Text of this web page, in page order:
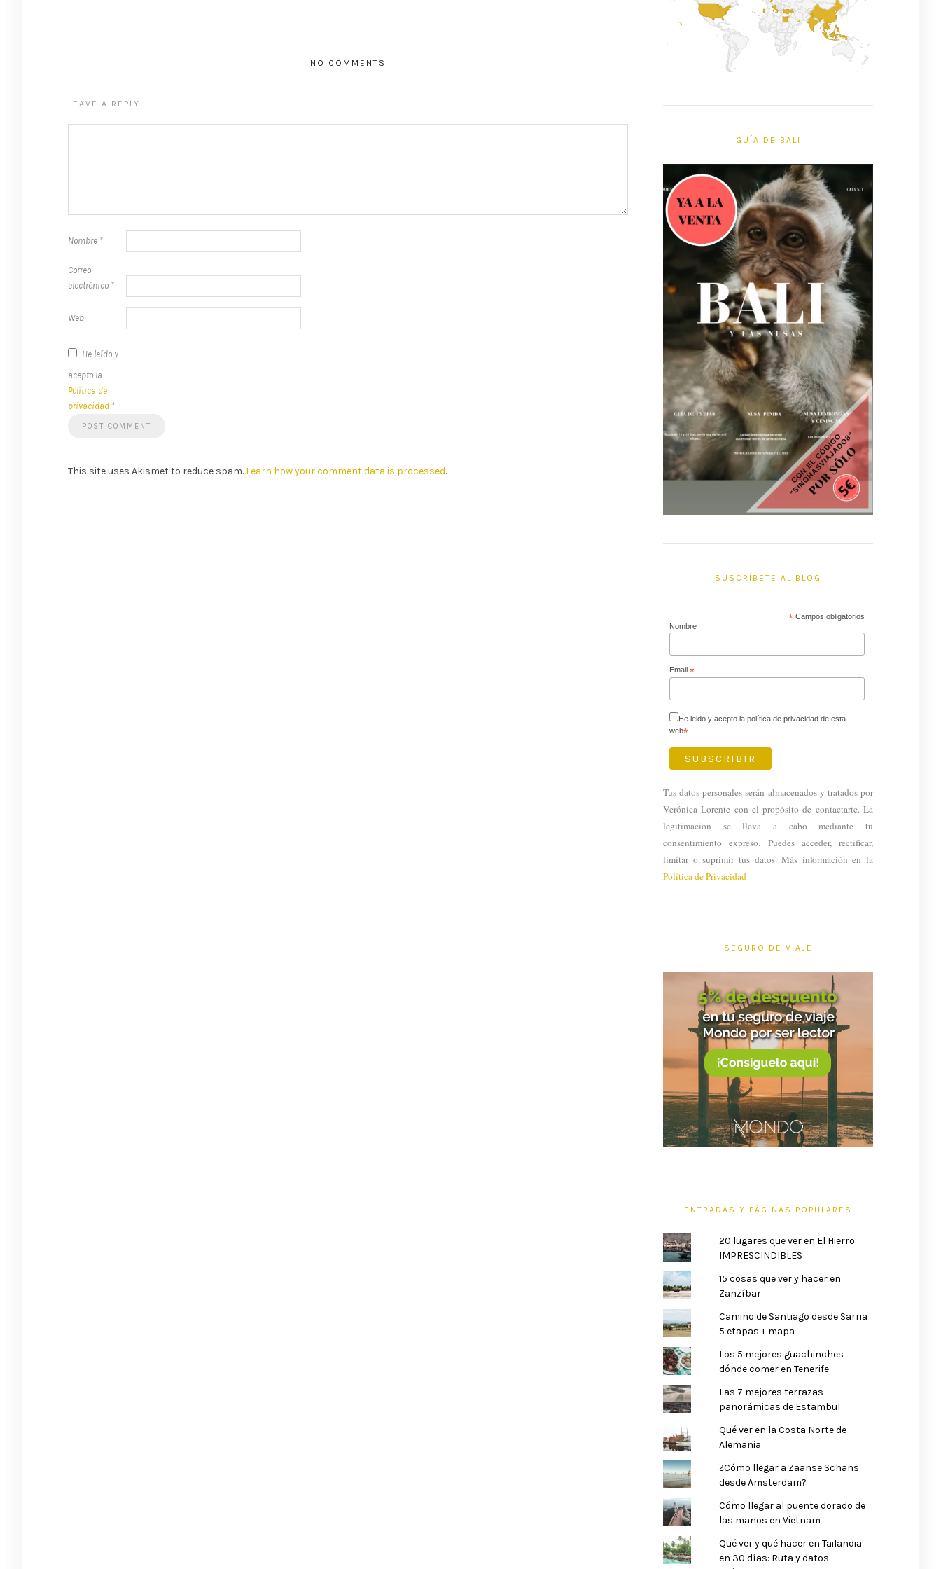
NO COMMENTS
LEAVE A REPLY
Nombre *
Correo
electrónico *
Web
He leído y
acepto la
Política de
privacidad *
This site uses Akismet to reduce spam. Learn how your comment data is processed.
GUÍA DE BALI
SUSCRÍBETE AL BLOG
* Campos obligatorios
Nombre
Email *
He leido y acepto la política de privacidad de esta
web*
Tus datos personales serán almacenados y tratados por
Verónica Lorente con el propósito de contactarte. La
legitimacion se lleva a cabo mediante tu
consentimiento expreso. Puedes acceder, rectificar,
limitar o suprimir tus datos. Más información en la
Política de Privacidad
SEGURO DE VIAJE
ENTRADAS Y PÁGINAS POPULARES
20 lugares que ver en El Hierro
IMPRESCINDIBLES
15 cosas que ver y hacer en
Zanzíbar
Camino de Santiago desde Sarria
5 etapas + mapa
Los 5 mejores guachinches
dónde comer en Tenerife
Las 7 mejores terrazas
panorámicas de Estambul
Qué ver en la Costa Norte de
Alemania
¿Cómo llegar a Zaanse Schans
desde Amsterdam?
Cómo llegar al puente dorado de
las manos en Vietnam
Qué ver y qué hacer en Tailandia
en 30 días: Ruta y datos